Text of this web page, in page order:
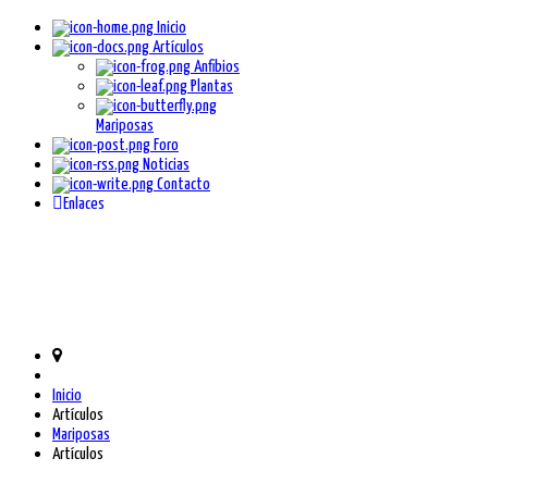
Inicio
Artículos
Anfibios
Plantas
Mariposas
Foro
Noticias
Contacto
Enlaces
Inicio
Artículos
Mariposas
Artículos